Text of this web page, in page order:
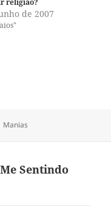
religião?
de 2007
Categorias
Manias
Sentindo